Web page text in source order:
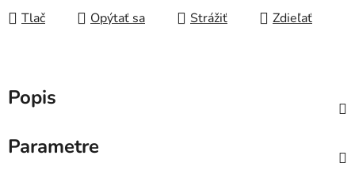
Tlač Opýtať sa Strážiť Zdieľať
Popis
Parametre